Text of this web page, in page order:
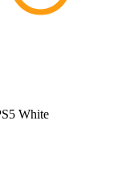
White